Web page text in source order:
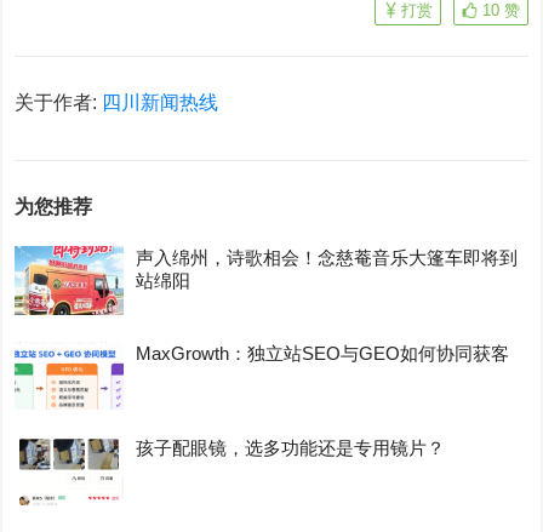
10 赞
打赏
关于作者: 四川新闻热线
为您推荐
声入绵州，诗歌相会！念慈菴音乐大篷车即将到
站绵阳
MaxGrowth：独立站SEO与GEO如何协同获客
孩子配眼镜，选多功能还是专用镜片？